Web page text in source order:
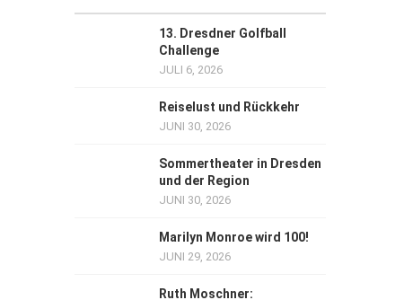
13. Dresdner Golfball
Challenge
JULI 6, 2026
Reiselust und Rückkehr
JUNI 30, 2026
Sommertheater in Dresden
und der Region
JUNI 30, 2026
Marilyn Monroe wird 100!
JUNI 29, 2026
Ruth Moschner: